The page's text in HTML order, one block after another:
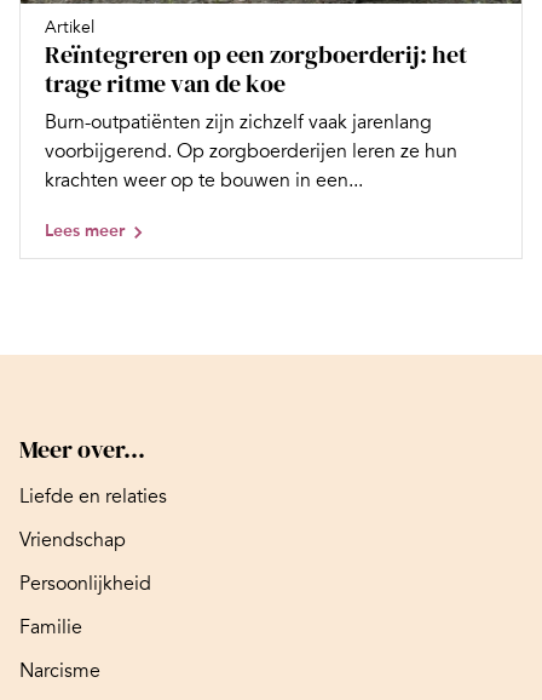
Artikel
Reïntegreren op een zorgboerderij: het
trage ritme van de koe
Burn-outpatiënten zijn zichzelf vaak jarenlang
voorbijgerend. Op zorgboerderijen leren ze hun
krachten weer op te bouwen in een...
Lees meer
Meer over...
Liefde en relaties
Vriendschap
Persoonlijkheid
Familie
Narcisme